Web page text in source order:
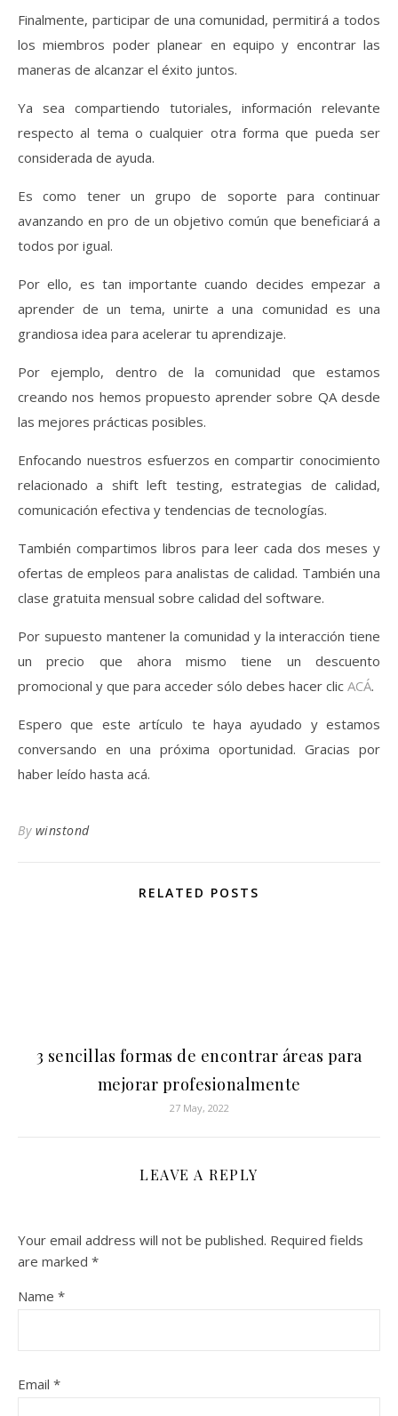
Finalmente, participar de una comunidad, permitirá a todos
los miembros poder planear en equipo y encontrar las
maneras de alcanzar el éxito juntos.
Ya sea compartiendo tutoriales, información relevante
respecto al tema o cualquier otra forma que pueda ser
considerada de ayuda.
Es como tener un grupo de soporte para continuar
avanzando en pro de un objetivo común que beneficiará a
todos por igual.
Por ello, es tan importante cuando decides empezar a
aprender de un tema, unirte a una comunidad es una
grandiosa idea para acelerar tu aprendizaje.
Por ejemplo, dentro de la comunidad que estamos
creando nos hemos propuesto aprender sobre QA desde
las mejores prácticas posibles.
Enfocando nuestros esfuerzos en compartir conocimiento
relacionado a shift left testing, estrategias de calidad,
comunicación efectiva y tendencias de tecnologías.
También compartimos libros para leer cada dos meses y
ofertas de empleos para analistas de calidad. También una
clase gratuita mensual sobre calidad del software.
Por supuesto mantener la comunidad y la interacción tiene
un precio que ahora mismo tiene un descuento
promocional y que para acceder sólo debes hacer clic ACÁ.
Espero que este artículo te haya ayudado y estamos
conversando en una próxima oportunidad. Gracias por
haber leído hasta acá.
By winstond
RELATED POSTS
3 sencillas formas de encontrar áreas para
mejorar profesionalmente
27 May, 2022
LEAVE A REPLY
Your email address will not be published. Required fields
are marked *
Name *
Email *